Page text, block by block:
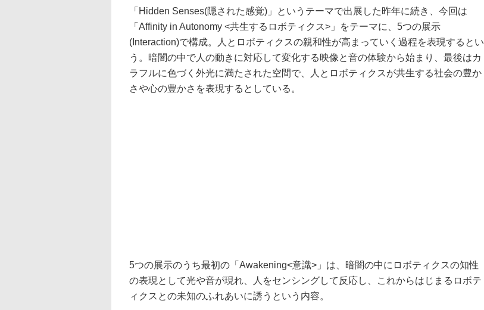
「Hidden Senses(隠された感覚)」というテーマで出展した昨年に続き、今回は
「Affinity in Autonomy <共生するロボティクス>」をテーマに、5つの展示
(Interaction)で構成。人とロボティクスの親和性が高まっていく過程を表現するとい
う。暗闇の中で人の動きに対応して変化する映像と音の体験から始まり、最後はカ
ラフルに色づく外光に満たされた空間で、人とロボティクスが共生する社会の豊か
さや心の豊かさを表現するとしている。
5つの展示のうち最初の「Awakening<意識>」は、暗闇の中にロボティクスの知性
の表現として光や音が現れ、人をセンシングして反応し、これからはじまるロボテ
ィクスとの未知のふれあいに誘うという内容。